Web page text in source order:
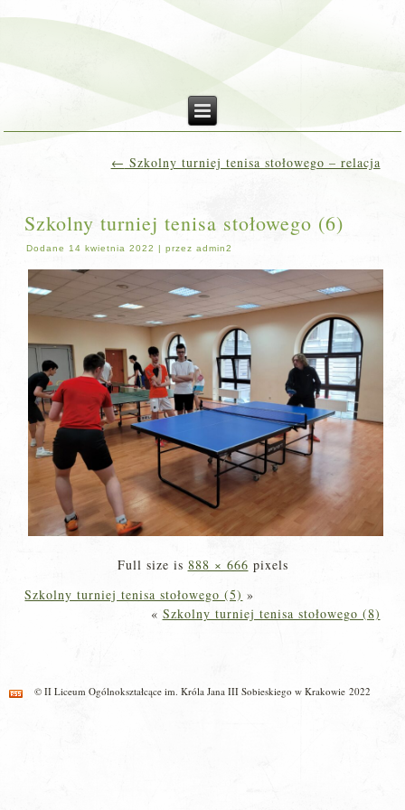
← Szkolny turniej tenisa stołowego – relacja
Szkolny turniej tenisa stołowego (6)
Dodane 14 kwietnia 2022 |przez admin2
Full size is 888 × 666 pixels
Szkolny turniej tenisa stołowego (5) »
« Szkolny turniej tenisa stołowego (8)
© II Liceum Ogólnokształcące im. Króla Jana III Sobieskiego w Krakowie 2022